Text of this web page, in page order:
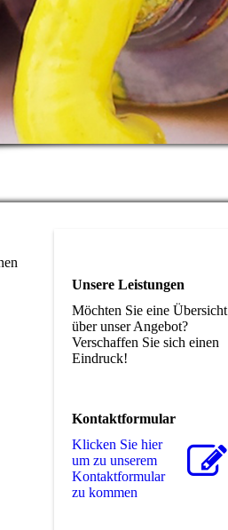
Unsere Leistungen
Möchten Sie eine Übersicht
über unser Angebot?
Verschaffen Sie sich einen
Eindruck!
Kontaktformular
Klicken Sie hier
um zu unserem
Kon­takt­for­mu­lar
zu kommen